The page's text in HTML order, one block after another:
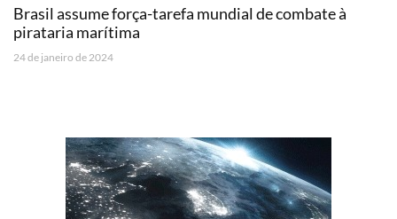
Brasil assume força-tarefa mundial de combate à
pirataria marítima
24 de janeiro de 2024